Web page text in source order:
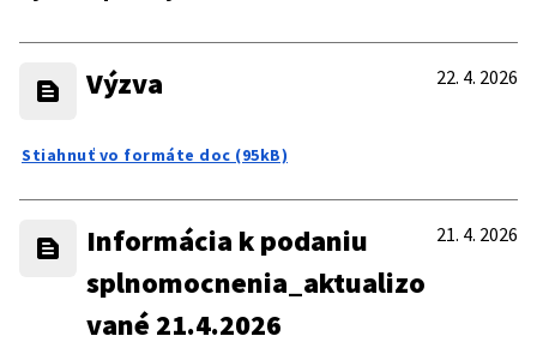
Výzva 22. 4. 2026
Stiahnuť vo formáte doc (95kB)
Informácia k podaniu
splnomocnenia_aktualizo
vané 21.4.2026
21. 4. 2026